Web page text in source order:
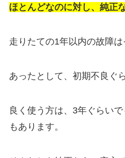
ほとんどなのに対し、純正
走りたての1年以内の故障は
あったとして、初期不良ぐ
良く使う方は、3年ぐらい
もあります。